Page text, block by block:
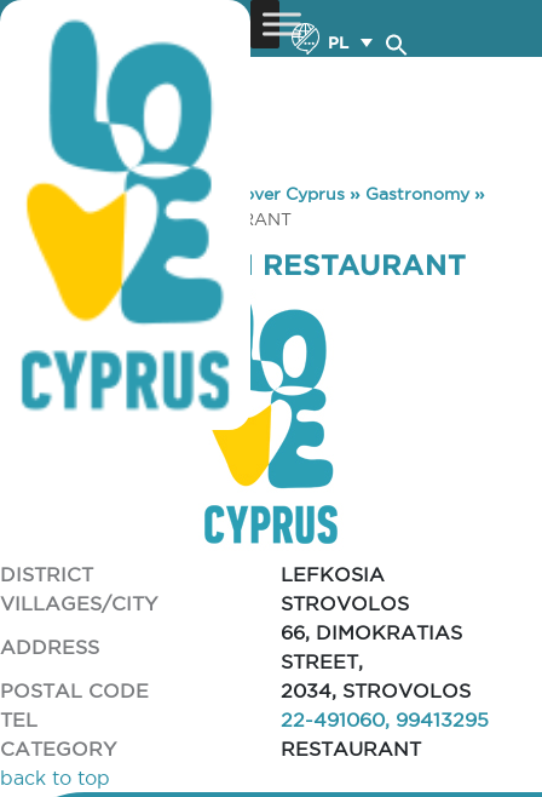
PL
You are here: Home »Discover Cyprus » Gastronomy»
NEOS POSEIDON RESTAURANT
NEOS POSEIDON RESTAURANT
DISTRICT
LEFKOSIA
VILLAGES/CITY
STROVOLOS
ADDRESS
66, DIMOKRATIAS
STREET,
POSTAL CODE
2034, STROVOLOS
TEL
22-491060, 99413295
CATEGORY
RESTAURANT
back to top